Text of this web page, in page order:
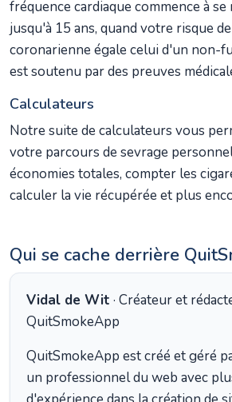
fréquence cardiaque commence à
jusqu'à 15 ans, quand votre risque
coronarienne égale celui d'un non-
est soutenu par des preuves
Calculateurs
Notre suite de calculateurs vous
votre parcours de sevrage
économies totales, compter les
calculer la vie récupérée et plus
Qui se cache derrière
Vidal de Wit · Créateur et
QuitSmokeApp
QuitSmokeApp est créé et géré
un professionnel du web avec